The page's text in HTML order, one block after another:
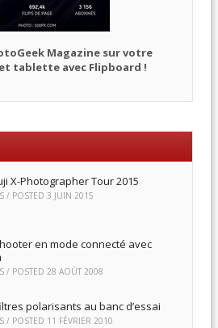
Magazine sur votre
tablette avec Flipboard !
X-Photographer Tour 2015
/ POSTED 3 JUIN 2015
en mode connecté avec
/ POSTED 28 AOÛT 2008
polarisants au banc d’essai
/ POSTED 11 FÉVRIER 2010